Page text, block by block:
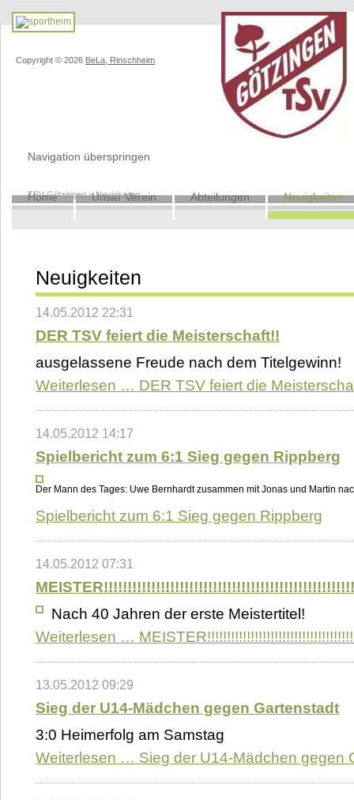
Navigation überspringen
Home Unser Verein Abteilungen Neuigkeiten
TSV Götzingen>Neuigkeiten
Neuigkeiten
14.05.2012 22:31
DER TSV feiert die Meisterschaft!!
ausgelassene Freude nach dem Titelgewinn!
Weiterlesen … DER TSV feiert die
14.05.2012 14:17
Spielbericht zum 6:1 Sieg gegen Rippberg
Der Mann des Tages: Uwe Bernhardt zusammen mit Jonas und Martin
Spielbericht zum 6:1 Sieg gegen Rippberg
14.05.2012 07:31
Nach 40 Jahren der erste Meistertitel!
Weiterlesen …
13.05.2012 09:29
Sieg der U14-Mädchen gegen Gartenstadt
3:0 Heimerfolg am Samstag
Weiterlesen … Sieg der U14-Mädchen gegen
Copyright © 2026 BeLa, Rinschheim